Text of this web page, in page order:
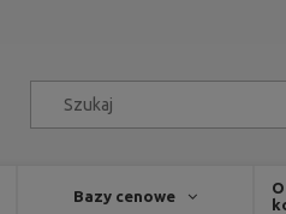
Bazy cenowe